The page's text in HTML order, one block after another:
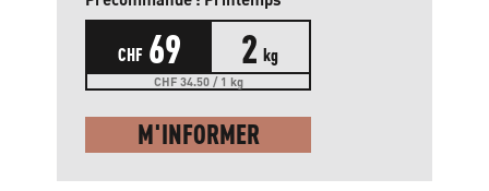
CHF 69 2 kg
CHF 34.50 / 1 kg
M'INFORMER